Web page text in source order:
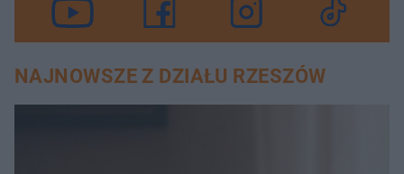
NAJNOWSZE Z DZIAŁU RZESZÓW